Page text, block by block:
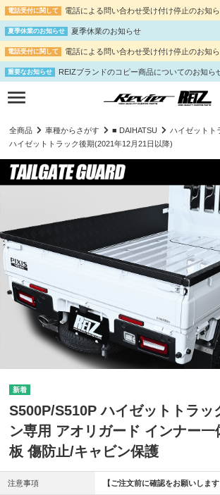
電話受付に関して 電話による問い合わせ受け付け停止のお知
夏季休業のお知らせ 夏季休業のお知らせ
電話受付に関して 電話による問い合わせ受け付け停止のお知
重要なお知らせ REIZブランドのコピー商品についてのお知ら
全商品 車種からさがす ■ DAIHATSU ハイゼットト
ハイゼットトラック後期(2021年12月21日以降)
S500P/S510P ハイゼットトラッ
ン専用 アオリガード インナー
板 傷防止/キャビン保護
注意事項 【ご注文前に確認をお願いします